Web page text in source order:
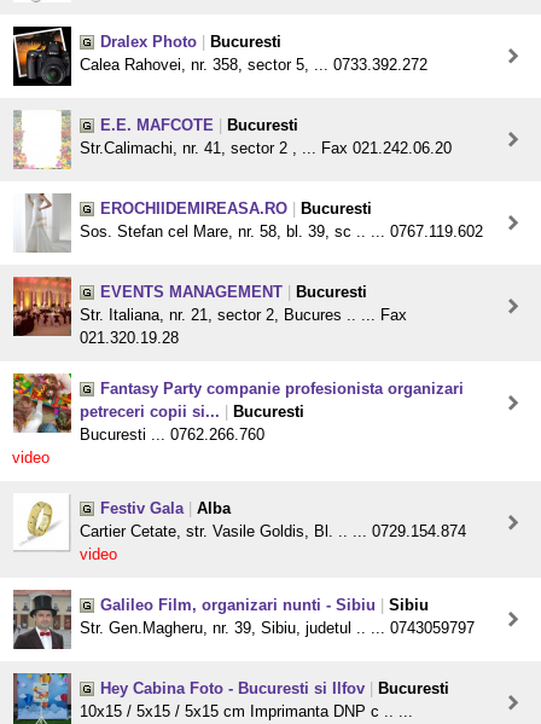
Dralex Photo
Bucuresti
Calea Rahovei, nr. 358, sector 5, ... 0733.392.272
E.E. MAFCOTE
Bucuresti
Str.Calimachi, nr. 41, sector 2 , ... Fax 021.242.06.20
EROCHIIDEMIREASA.RO
Bucuresti
Sos. Stefan cel Mare, nr. 58, bl. 39, sc .. ... 0767.119.602
EVENTS MANAGEMENT
Bucuresti
Str. Italiana, nr. 21, sector 2, Bucures .. ... Fax
021.320.19.28
Fantasy Party companie profesionista organizari
petreceri copii si...
Bucuresti
Bucuresti ... 0762.266.760
video
Festiv Gala
Alba
Cartier Cetate, str. Vasile Goldis, Bl. .. ... 0729.154.874
video
Galileo Film, organizari nunti - Sibiu
Sibiu
Str. Gen.Magheru, nr. 39, Sibiu, judetul .. ... 0743059797
Hey Cabina Foto - Bucuresti si Ilfov
Bucuresti
10x15 / 5x15 / 5x15 cm Imprimanta DNP c .. ...